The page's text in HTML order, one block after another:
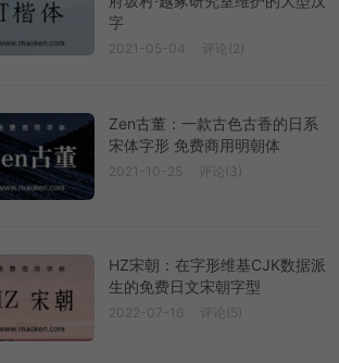
字
2021-05-04 评论(2)
Zen古董：一款古色古香的日系
宋体字形 免费商用明朝体
2021-10-25 评论(3)
HZ宋朝：在字形维基CJK数据派
生的免费日文宋朝字型
2022-07-16 评论(5)